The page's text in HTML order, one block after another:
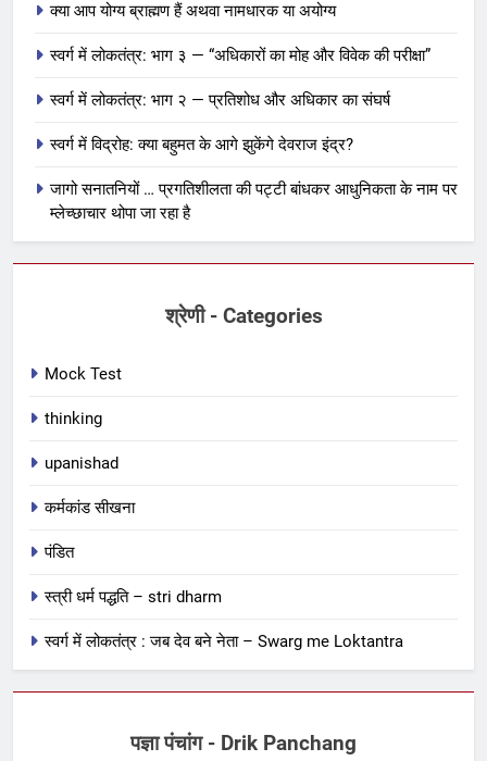
क्या आप योग्य ब्राह्मण हैं अथवा नामधारक या अयोग्य
स्वर्ग में लोकतंत्र: भाग ३ — “अधिकारों का मोह और विवेक की परीक्षा”
स्वर्ग में लोकतंत्र: भाग २ — प्रतिशोध और अधिकार का संघर्ष
स्वर्ग में विद्रोह: क्या बहुमत के आगे झुकेंगे देवराज इंद्र?
जागो सनातनियों … प्रगतिशीलता की पट्टी बांधकर आधुनिकता के नाम पर
म्लेच्छाचार थोपा जा रहा है
श्रेणी - Categories
Mock Test
thinking
upanishad
कर्मकांड सीखना
पंडित
स्त्री धर्म पद्धति – stri dharm
स्वर्ग में लोकतंत्र : जब देव बने नेता – Swarg me Loktantra
पज्ञा पंचांग - Drik Panchang